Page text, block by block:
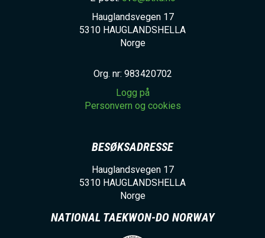
Hauglandsvegen 17
5310 HAUGLANDSHELLA
Norge
Org. nr: 983420702
Logg på
Personvern og cookies
BESØKSADRESSE
Hauglandsvegen 17
5310 HAUGLANDSHELLA
Norge
NATIONAL TAEKWON-DO NORWAY